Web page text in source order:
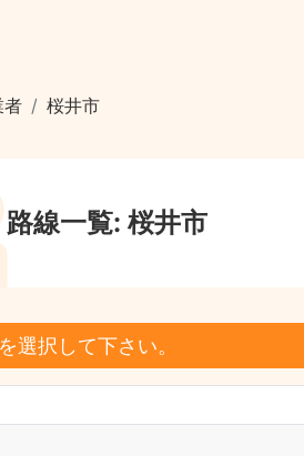
者 桜井市
路線一覧: 桜井市
選択して下さい。